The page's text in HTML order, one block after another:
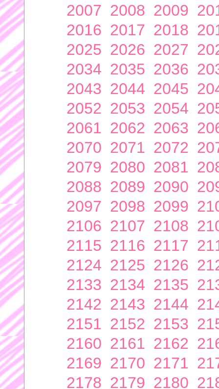
2007 2008 2009
2016 2017 2018
2025 2026 2027
2034 2035 2036
2043 2044 2045
2052 2053 2054
2061 2062 2063
2070 2071 2072
2079 2080 2081
2088 2089 2090
2097 2098 2099
2106 2107 2108
2115 2116 2117
2124 2125 2126
2133 2134 2135
2142 2143 2144
2151 2152 2153
2160 2161 2162
2169 2170 2171
2178 2179 2180